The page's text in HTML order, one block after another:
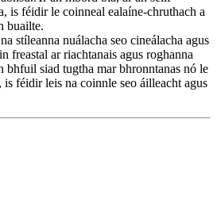
is féidir le coinneal ealaíne-chruthach a
buailte.
stíleanna nuálacha seo cineálacha agus
freastal ar riachtanais agus roghanna
bhfuil siad tugtha mar bhronntanas nó le
is féidir leis na coinnle seo áilleacht agus